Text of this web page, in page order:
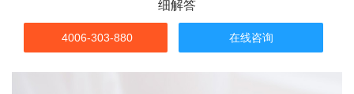
细解答
4006-303-880 在线咨询